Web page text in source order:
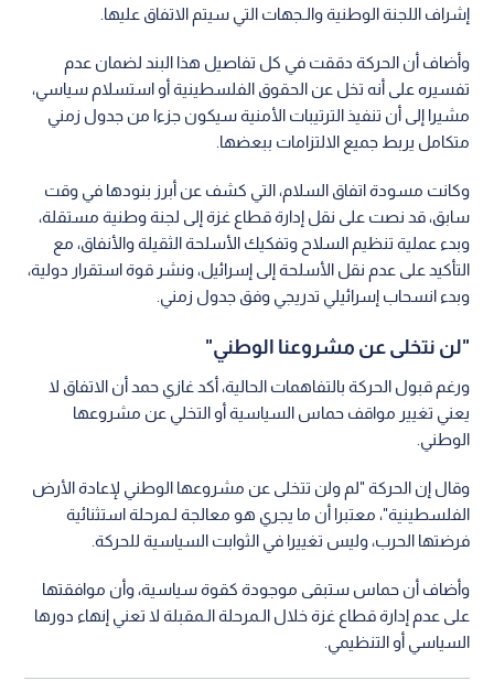
إشراف اللجنة الوطنية والـجهات التي سيتم الاتفاق عليها.
وأضاف أن الحركة دققت في كل تفاصيل هذا البند لضمان عدم
تفسيره على أنه تخل عن الحقوق الفلسطينية أو استسلام سياسي،
مشيرا إلى أن تنفيذ الترتيبات الأمنية سيكون جزءا من جدول زمني
متكامل يربط جميع الالتزامات ببعضها.
وكانت مسودة اتفاق السلام، التي كشف عن أبرز بنودها في وقت
سابق، قد نصت على نقل إدارة قطاع غزة إلى لجنة وطنية مستقلة،
وبدء عملية تنظيم السلاح وتفكيك الأسلحة الثقيلة والأنفاق، مع
التأكيد على عدم نقل الأسلحة إلى إسرائيل، ونشر قوة استقرار دولية،
وبدء انسحاب إسرائيلي تدريجي وفق جدول زمني.
"لن نتخلى عن مشروعنا الوطني"
ورغم قبول الحركة بالتفاهمات الحالية، أكد غازي حمد أن الاتفاق لا
يعني تغيير مواقف حماس السياسية أو التخلي عن مشروعها
الوطني.
وقال إن الحركة "لم ولن تتخلى عن مشروعها الوطني لإعادة الأرض
الفلسطينية"، معتبرا أن ما يجري هو معالجة لـمرحلة استثنائية
فرضتها الحرب، وليس تغييرا في الثوابت السياسية للحركة.
وأضاف أن حماس ستبقى موجودة كقوة سياسية، وأن موافقتها
على عدم إدارة قطاع غزة خلال الـمرحلة الـمقبلة لا تعني إنهاء دورها
السياسي أو التنظيمي.